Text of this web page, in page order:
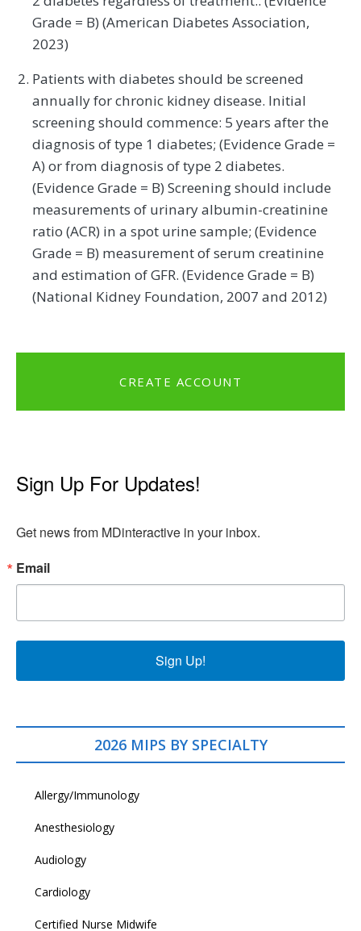
Grade = B) (American Diabetes Association,
2023)
Patients with diabetes should be screened
annually for chronic kidney disease. Initial
screening should commence: 5 years after the
diagnosis of type 1 diabetes; (Evidence Grade =
A) or from diagnosis of type 2 diabetes.
(Evidence Grade = B) Screening should include
measurements of urinary albumin-creatinine
ratio (ACR) in a spot urine sample; (Evidence
Grade = B) measurement of serum creatinine
and estimation of GFR. (Evidence Grade = B)
(National Kidney Foundation, 2007 and 2012)
CREATE ACCOUNT
Sign Up For Updates!
Get news from MDinteractive in your inbox.
Email
Sign Up!
2026 MIPS BY SPECIALTY
Allergy/Immunology
Anesthesiology
Audiology
Cardiology
Certified Nurse Midwife